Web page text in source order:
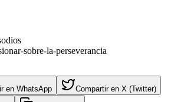
sobre-la-perseverancia
en WhatsApp Compartir en X (Twitter)